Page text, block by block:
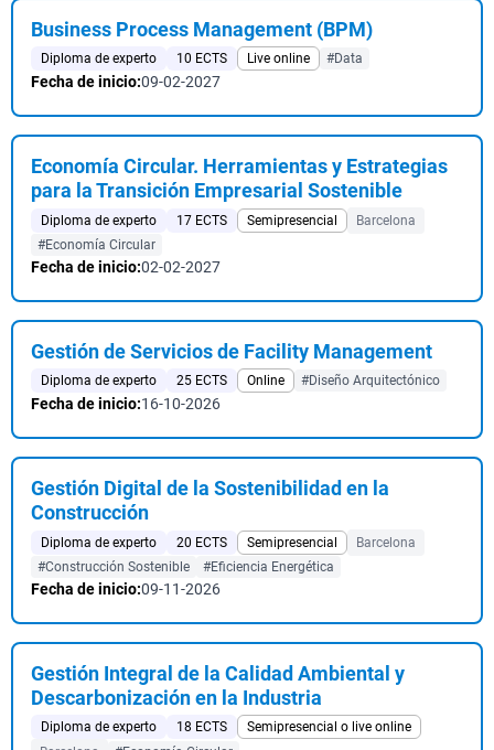
Business Process Management (BPM)
Diploma de experto 10 ECTS Live online #Data
Fecha de inicio:09-02-2027
Economía Circular. Herramientas y Estrategias
para la Transición Empresarial Sostenible
Diploma de experto 17 ECTS Semipresencial
Barcelona
#Economía Circular
Fecha de inicio:02-02-2027
Gestión de Servicios de Facility Management
Diploma de experto 25 ECTS Online #Diseño Arquitectónico
Fecha de inicio:16-10-2026
Gestión Digital de la Sostenibilidad en la
Construcción
Diploma de experto 20 ECTS Semipresencial
Barcelona
#Construcción Sostenible
#Eficiencia Energética
Fecha de inicio:09-11-2026
Gestión Integral de la Calidad Ambiental y
Descarbonización en la Industria
Diploma de experto 18 ECTS
Semipresencial o live online